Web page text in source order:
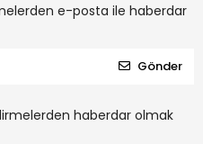
e-posta ile haberdar
Gönder
haberdar olmak